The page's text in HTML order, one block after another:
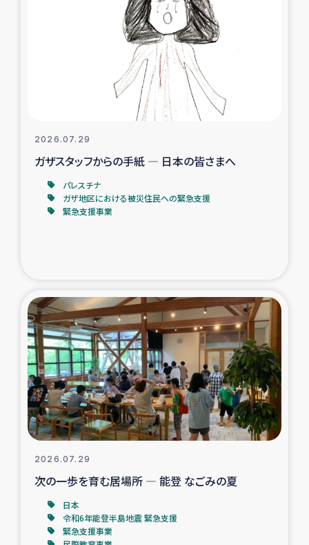
漁業復興支援
インターン・ボランティア日誌
経済自立支援事業
ガザ空爆被災者への食料支援と農家生産支援
ガザ地区における羊の畜産支援
ガザ地区酪農を通した女性グループの生計支援
ふりかけ普及と食生活改善による栄養改善事業
フェアトレード事業
緊急支援事業
女性の生計向上を通じた子どもの栄養改善事業
2026.07.29
ガザスタッフからの手紙 ― 日本の皆さまへ
パレスチナ
ガザ地区における被災住民への緊急支援
緊急支援事業
2026.07.29
次の一歩を育む居場所 ― 能登 なごみの夏
日本
令和6年能登半島地震 緊急支援
緊急支援事業